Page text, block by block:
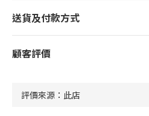
送貨及付款方式
顧客評價